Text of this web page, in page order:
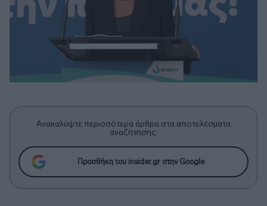
Ανακαλύψτε περισσότερα άρθρα στα αποτελέσματα
αναζήτησης.
Προσθήκη του insider.gr στην Google